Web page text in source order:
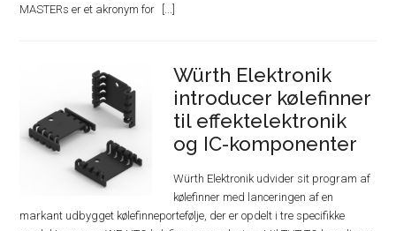
MASTERs er et akronym for
Würth Elektronik
introducer kølefinner
til effektelektronik
og IC-komponenter
Würth Elektronik udvider sit program af
kølefinner med lanceringen af en
markant udbygget kølefinneportefølje, der er opdelt i tre specifikke